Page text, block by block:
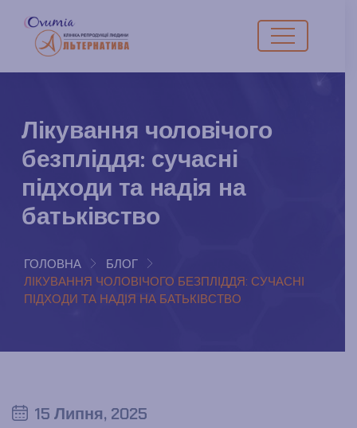
Лікування чоловічого
безпліддя: сучасні
підходи та надія на
батьківство
ГОЛОВНА
БЛОГ
ЛІКУВАННЯ ЧОЛОВІЧОГО БЕЗПЛІДДЯ: СУЧАСНІ
ПІДХОДИ ТА НАДІЯ НА БАТЬКІВСТВО
15 Липня, 2025